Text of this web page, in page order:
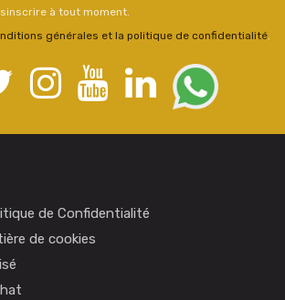
à tout moment.
générales et la politique de confidentialité.
de Confidentialité
de cookies